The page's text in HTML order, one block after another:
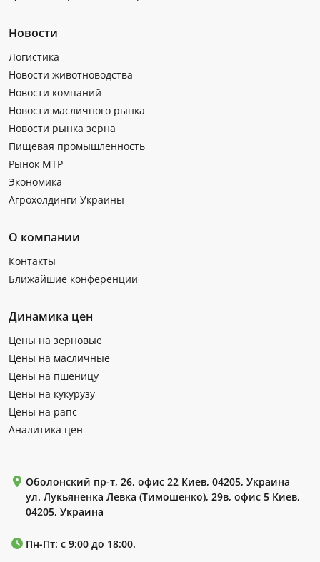
Новости
Логистика
Новости животноводства
Новости компаний
Новости масличного рынка
Новости рынка зерна
Пищевая промышленность
Рынок МТР
Экономика
Агрохолдинги Украины
О компании
Контакты
Ближайшие конференции
Динамика цен
Цены на зерновые
Цены на масличные
Цены на пшеницу
Цены на кукурузу
Цены на рапс
Аналитика цен
Оболонский пр-т, 26, офис 22 Киев, 04205, Украина
ул. Лукьяненка Левка (Тимошенко), 29в, офис 5 Киев,
04205, Украина
Пн-Пт: с 9:00 до 18:00.